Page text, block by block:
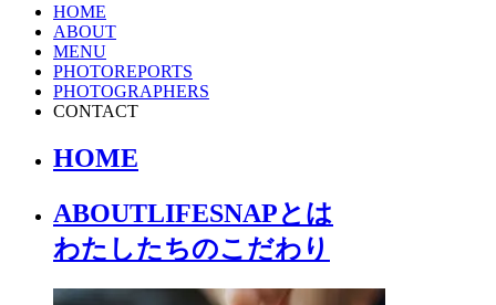
HOME
ABOUT
MENU
PHOTOREPORTS
PHOTOGRAPHERS
CONTACT
HOME
ABOUTLIFESNAPとは
わたしたちのこだわり